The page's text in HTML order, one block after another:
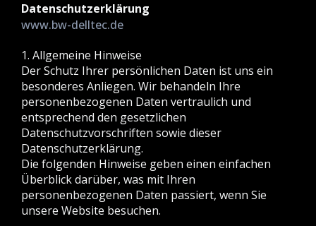
Datenschutzerklärung
www.bw-delltec.de
1. Allgemeine Hinweise
Der Schutz Ihrer persönlichen Daten ist uns ein
besonderes Anliegen. Wir behandeln Ihre
personenbezogenen Daten vertraulich und
entsprechend den gesetzlichen
Datenschutzvorschriften sowie dieser
Datenschutzerklärung.
Die folgenden Hinweise geben einen einfachen
Überblick darüber, was mit Ihren
personenbezogenen Daten passiert, wenn Sie
unsere Website besuchen.